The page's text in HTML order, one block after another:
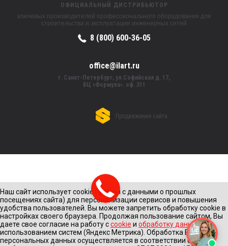
ОФИЦИАЛЬНЫЙ ДИСТРИБЬЮТОР
ключевых производителей профессионального оборудования для
строительства и эксплуатации инженерных сетей
8 (800) 600-36-05
office@ilart.ru
г. Санкт-Петербург, ул.Софийская д. 17,
БЦ «Формула». оф. 311
Продвижение сайта
Наш сайт использует cookie (файлы с данными о прошлых
посещениях сайта) для персонализации сервисов и повышения
удобства пользователей. Вы можете запретить обработку cookie в
настройках своего браузера. Продолжая пользование сайтом, Вы
даете свое согласие на работу сcookie и обработку данныхс
использованием систем (Яндекс Метрика). Обработка Ваших
персональных данных осуществляется в соответствии с